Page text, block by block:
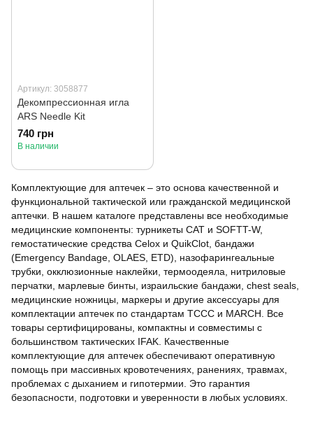
Артикул: 3058877
Декомпрессионная игла
ARS Needle Kit
740 грн
В наличии
Комплектующие для аптечек – это основа качественной и
функциональной тактической или гражданской медицинской
аптечки. В нашем каталоге представлены все необходимые
медицинские компоненты: турникеты CAT и SOFTT-W,
гемостатические средства Celox и QuikClot, бандажи
(Emergency Bandage, OLAES, ETD), назофарингеальные
трубки, окклюзионные наклейки, термоодеяла, нитриловые
перчатки, марлевые бинты, израильские бандажи, chest seals,
медицинские ножницы, маркеры и другие аксессуары для
комплектации аптечек по стандартам TCCC и MARCH. Все
товары сертифицированы, компактны и совместимы с
большинством тактических IFAK. Качественные
комплектующие для аптечек обеспечивают оперативную
помощь при массивных кровотечениях, ранениях, травмах,
проблемах с дыханием и гипотермии. Это гарантия
безопасности, подготовки и уверенности в любых условиях.